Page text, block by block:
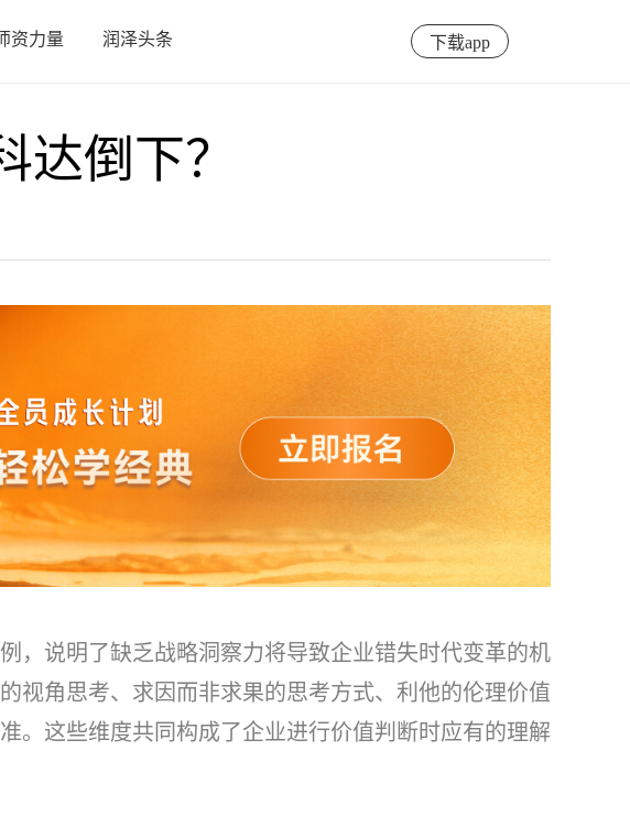
资力量 润泽头条 下载app
倒下？
，说明了缺乏战略洞察力将导致企业错失时代变革的机
视角思考、求因而非求果的思考方式、利他的伦理价值
。这些维度共同构成了企业进行价值判断时应有的理解